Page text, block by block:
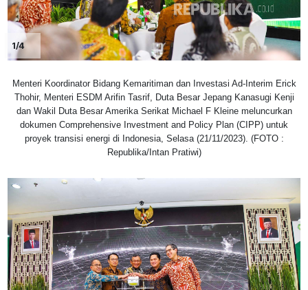
1/4
Menteri Koordinator Bidang Kemaritiman dan Investasi Ad-Interim Erick
Thohir, Menteri ESDM Arifin Tasrif, Duta Besar Jepang Kanasugi Kenji
dan Wakil Duta Besar Amerika Serikat Michael F Kleine meluncurkan
dokumen Comprehensive Investment and Policy Plan (CIPP) untuk
proyek transisi energi di Indonesia, Selasa (21/11/2023). (FOTO :
Republika/Intan Pratiwi)